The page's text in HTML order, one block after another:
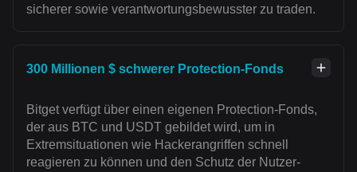
sicherer sowie verantwortungsbewusster zu traden.
300 Millionen $ schwerer Protection-Fonds
Bitget verfügt über einen eigenen Protection-Fonds,
der aus BTC und USDT gebildet wird, um in
Extremsituationen wie Hackerangriffen schnell
reagieren zu können und den Schutz der Nutzer-